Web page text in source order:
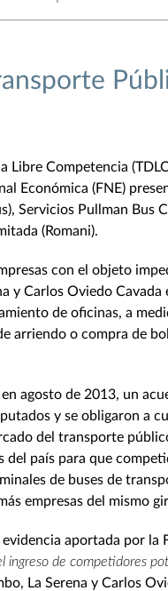
Libre Competencia
Económica (FNE)
Servicios Pullman Bus
(Romani).
con el objeto
y Carlos Oviedo
de oficinas, a
o compra de
agosto de 2013, un
y se obligaron a
del transporte
país para que
de buses de
empresas del mismo
aportada por la
ingreso de competidores
La Serena y Carlos